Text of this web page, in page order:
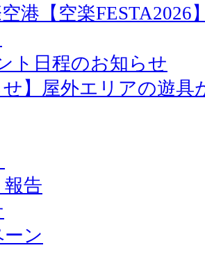
港【空楽
ト日程のお知らせ
せ】屋外エリアの遊
告
ン